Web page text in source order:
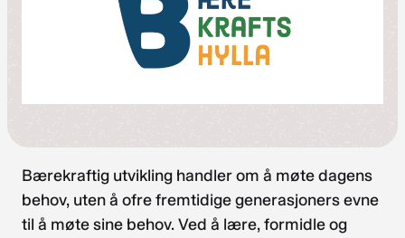
Bærekraftig utvikling handler om å møte dagens
behov, uten å ofre fremtidige generasjoners evne
til å møte sine behov. Ved å lære, formidle og